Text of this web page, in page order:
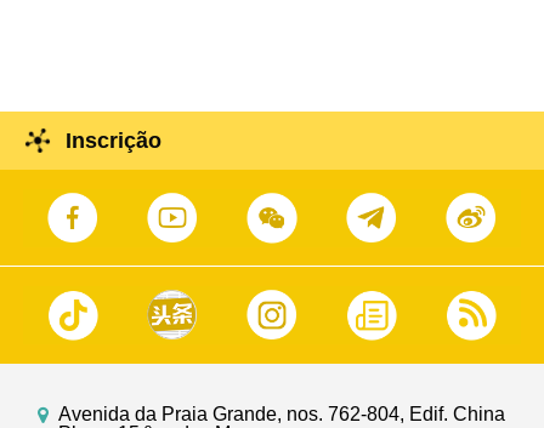
prioridades de trabalho para o segundo semestre
do corrente ano, bem como responde às
perguntas dos deputados sobre a economia, a
sociedade e os assuntos ligados ao bem-estar da
Inscrição
Avenida da Praia Grande, nos. 762-804, Edif. China